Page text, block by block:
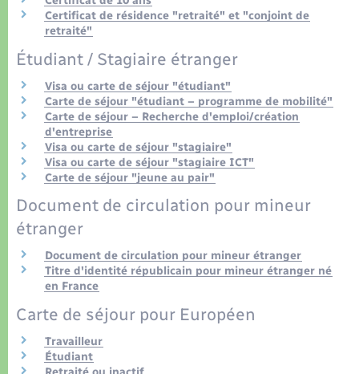
Certificat de résidence "retraité" et "conjoint de
retraité"
Étudiant / Stagiaire étranger
Visa ou carte de séjour "étudiant"
Carte de séjour "étudiant – programme de mobilité"
Carte de séjour – Recherche d'emploi/création
d'entreprise
Visa ou carte de séjour "stagiaire"
Visa ou carte de séjour "stagiaire ICT"
Carte de séjour "jeune au pair"
Document de circulation pour mineur
étranger
Document de circulation pour mineur étranger
Titre d'identité républicain pour mineur étranger né
en France
Carte de séjour pour Européen
Travailleur
Étudiant